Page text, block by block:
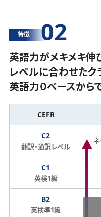
特徴 02
英語力がメキメキ伸
レベルに合わせたク
英語力０ベースから
CEFR
C2
翻訳・通訳レベル
C1
英検1級
B2
英検準1級